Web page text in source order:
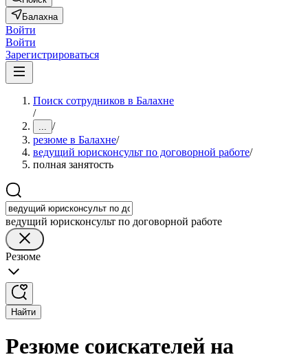
Балахна
Войти
Войти
Зарегистрироваться
Поиск сотрудников в Балахне
/
... /
резюме в Балахне/
ведущий юрисконсульт по договорной работе/
полная занятость
ведущий юрисконсульт по договорной работе
Резюме
Найти
Резюме соискателей на